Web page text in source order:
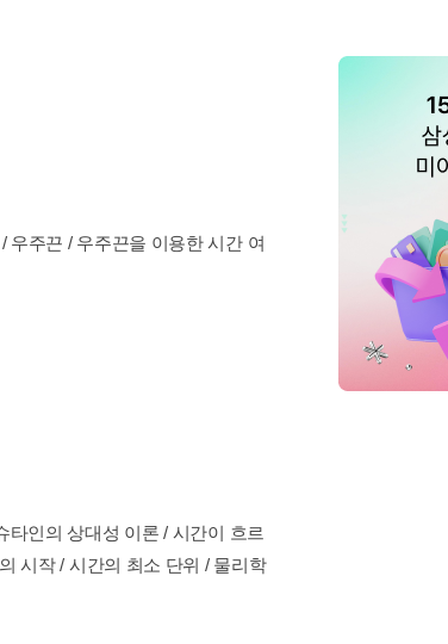
우주끈 / 우주끈을 이용한 시간 여
타인의 상대성 이론 / 시간이 흐르
시작 / 시간의 최소 단위 / 물리학